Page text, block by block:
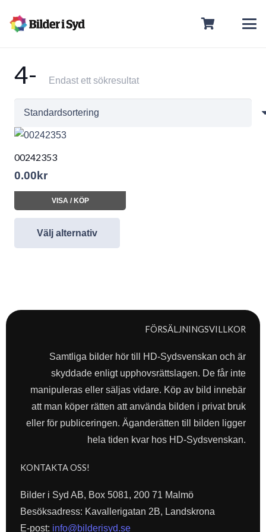
4- Endast ett sökresultat
00242353
0.00 kr
VISA / KÖP
Välj alternativ
FÖRSÄLJNINGSVILLKOR
Samtliga bilder hör till HD-Sydsvenskan och är
skyddade enligt upphovsrättslagen. De får inte
manipuleras eller säljas vidare. Köp av bild innebär
att man köper rätten att använda bilden i privat bruk
eller för publiceringen. Äganderätten till bilden ligger
hela tiden kvar hos HD-Sydsvenskan.
KONTAKTA OSS!
Bilder i Syd AB, Box 5081, 200 71 Malmö
Besöksadress: Kavallerigatan 2B, Landskrona
E-post: info@bilderisyd.se